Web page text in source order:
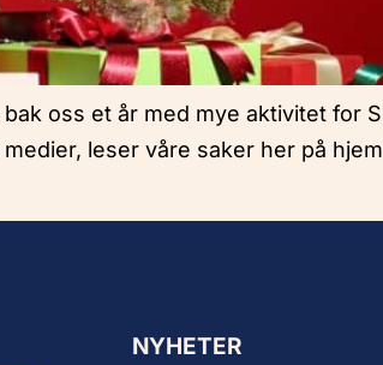
oss et år med mye aktivitet for
leser våre saker her på
NYHETER